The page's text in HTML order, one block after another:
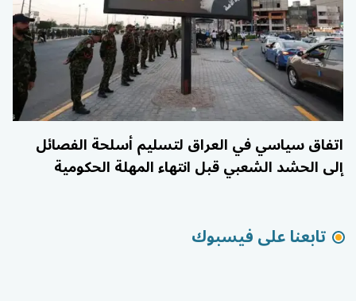
اتفاق سياسي في العراق لتسليم أسلحة الفصائل
إلى الحشد الشعبي قبل انتهاء المهلة الحكومية
تابعنا على فيسبوك